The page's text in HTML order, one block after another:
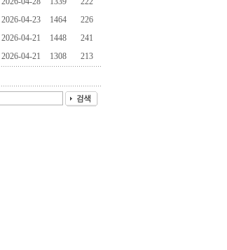
2026-04-23 1464
226
2026-04-21 1448
241
2026-04-21 1308 213